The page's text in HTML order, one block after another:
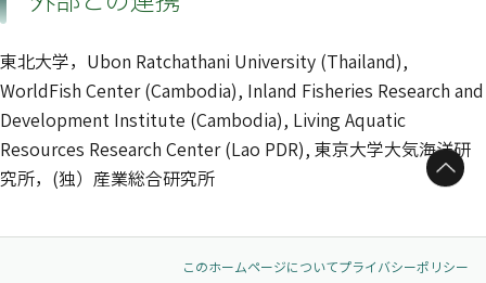
東北大学，Ubon Ratchathani University (Thailand),
WorldFish Center (Cambodia), Inland Fisheries Research and
Development Institute (Cambodia), Living Aquatic
Resources Research Center (Lao PDR), 東京大学大気海洋研
究所，(独）産業総合研究所
ページトップへ
このホームページについてプライバシーポリシー